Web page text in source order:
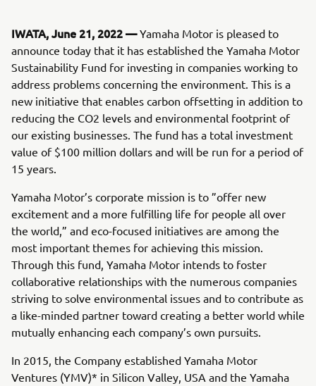
IWATA, June 21, 2022 —Yamaha Motor is pleased to
announce today that it has established the Yamaha Motor
Sustainability Fund for investing in companies working to
address problems concerning the environment. This is a
new initiative that enables carbon offsetting in addition to
reducing the CO2 levels and environmental footprint of
our existing businesses. The fund has a total investment
value of $100 million dollars and will be run for a period of
15 years.
Yamaha Motor’s corporate mission is to ”offer new
excitement and a more fulfilling life for people all over
the world,” and eco-focused initiatives are among the
most important themes for achieving this mission.
Through this fund, Yamaha Motor intends to foster
collaborative relationships with the numerous companies
striving to solve environmental issues and to contribute as
a like-minded partner toward creating a better world while
mutually enhancing each company’s own pursuits.
In 2015, the Company established Yamaha Motor
Ventures (YMV)* in Silicon Valley, USA and the Yamaha